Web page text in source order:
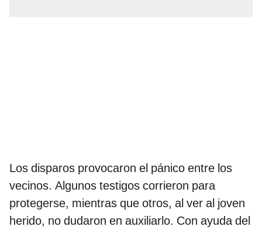
Los disparos provocaron el pánico entre los
vecinos. Algunos testigos corrieron para
protegerse, mientras que otros, al ver al joven
herido, no dudaron en auxiliarlo. Con ayuda del